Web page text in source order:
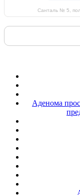
Санталь № 5,
Аденома